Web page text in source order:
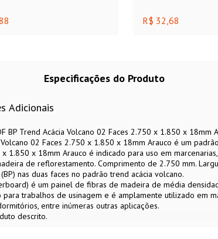
R$ 32,68
Especificações do Produto
Adicionais
Trend Acácia Volcano 02 Faces 2.750 x 1.850 x 18mm
02 Faces 2.750 x 1.850 x 18mm Arauco é um
x 1.850 x 18mm Arauco é indicado para uso em
de reflorestamento. Comprimento de 2.750 mm.
nas duas faces no padrão trend acácia volcano.
é um painel de fibras de madeira de média
trabalhos de usinagem e é amplamente utilizado em
entre inúmeras outras aplicações.
descrito.